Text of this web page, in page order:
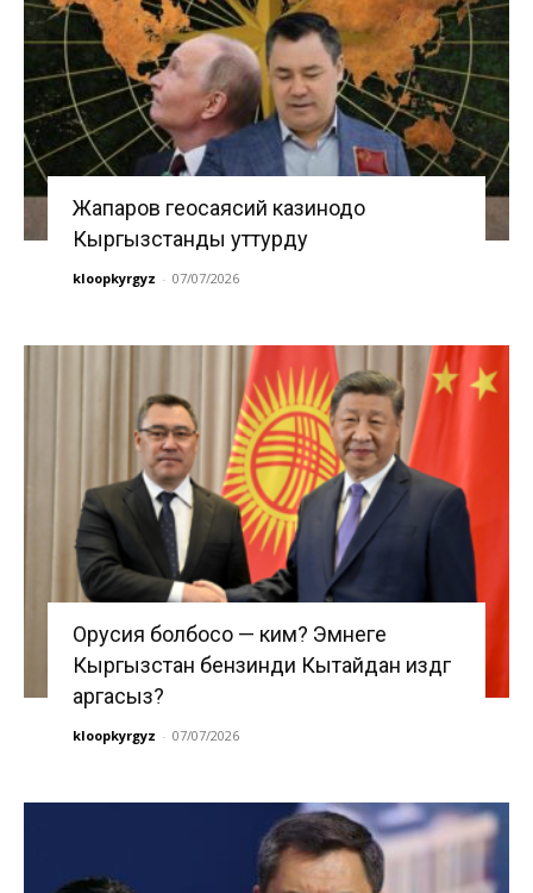
Жапаров геосаясий казинодо
Кыргызстанды уттурду
kloopkyrgyz - 07/07/2026
Орусия болбосо — ким? Эмнеге
Кыргызстан бензинди Кытайдан издөөгө
аргасыз?
kloopkyrgyz - 07/07/2026